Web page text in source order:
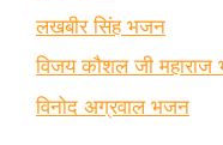
लखबीर सिंह भजन
विजय कौशल जी
विनोद अग्रवाल भजन